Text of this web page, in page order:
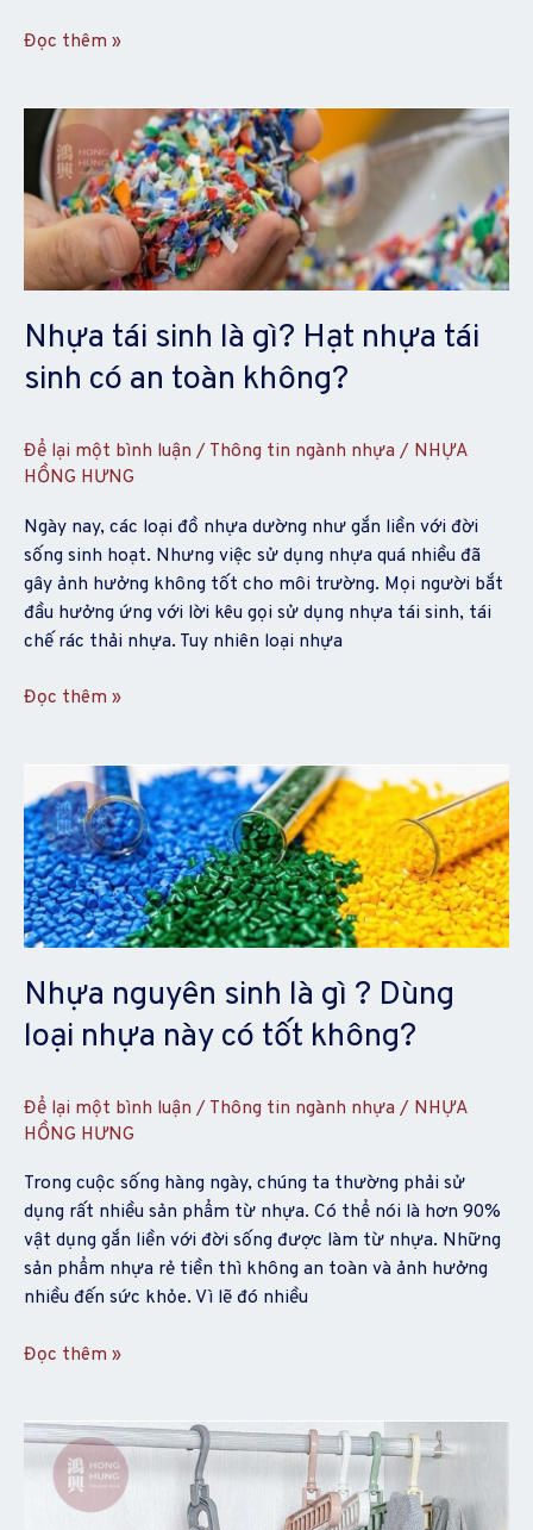
Đọc thêm »
Nhựa tái sinh là gì? Hạt nhựa tái
sinh có an toàn không?
Để lại một bình luận / Thông tin ngành nhựa / NHỰA
HỒNG HƯNG
Ngày nay, các loại đồ nhựa dường như gắn liền với đời
sống sinh hoạt. Nhưng việc sử dụng nhựa quá nhiều đã
gây ảnh hưởng không tốt cho môi trường. Mọi người bắt
đầu hưởng ứng với lời kêu gọi sử dụng nhựa tái sinh, tái
chế rác thải nhựa. Tuy nhiên loại nhựa
Nhựa
tái
sinh
là
gì?
Hạt
nhựa
tái
sinh
có
toàn
không?
Đọc thêm »
Nhựa nguyên sinh là gì ? Dùng
loại nhựa này có tốt không?
Để lại một bình luận / Thông tin ngành nhựa / NHỰA
HỒNG HƯNG
Trong cuộc sống hàng ngày, chúng ta thường phải sử
dụng rất nhiều sản phẩm từ nhựa. Có thể nói là hơn 90%
vật dụng gắn liền với đời sống được làm từ nhựa. Những
sản phẩm nhựa rẻ tiền thì không an toàn và ảnh hưởng
nhiều đến sức khỏe. Vì lẽ đó nhiều
Nhựa
nguyên
sinh
là
gì
?
Dùng
loại
nhựa
này
tốt
không?
Đọc thêm »
Những